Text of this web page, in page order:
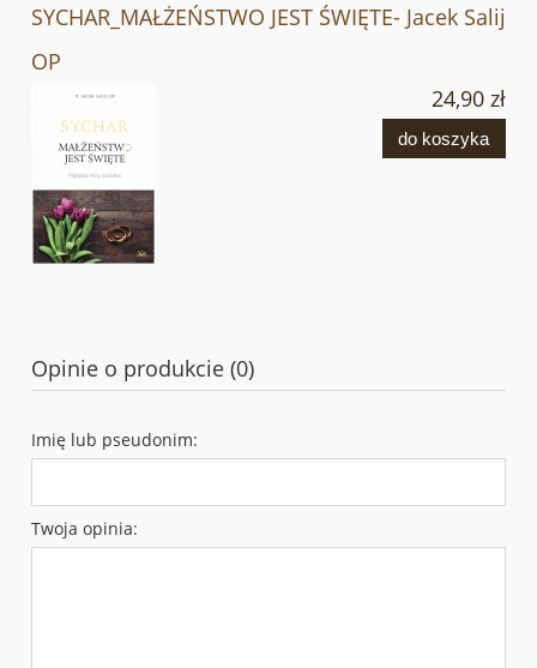
SYCHAR_MAŁŻEŃSTWO JEST ŚWIĘTE- Jacek Salij
OP
24,90 zł
do koszyka
Opinie o produkcie (0)
Imię lub pseudonim:
Twoja opinia: